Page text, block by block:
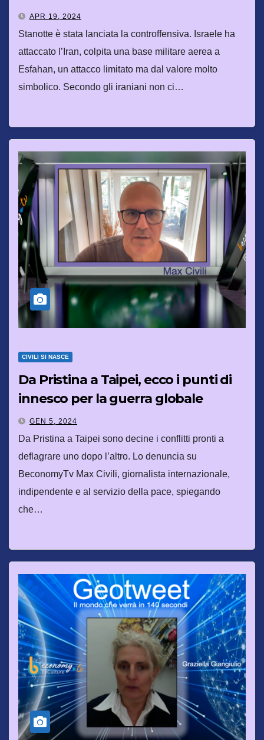
APR 19, 2024
Stanotte è stata lanciata la controffensiva. Israele ha
attaccato l’Iran, colpita una base militare aerea a
Esfahan, un attacco limitato ma dal valore molto
simbolico. Secondo gli iraniani non ci…
CIVILI SI NASCE
Da Pristina a Taipei, ecco i punti di
innesco per la guerra globale
GEN 5, 2024
Da Pristina a Taipei sono decine i conflitti pronti a
deflagrare uno dopo l’altro. Lo denuncia su
BeconomyTv Max Civili, giornalista internazionale,
indipendente e al servizio della pace, spiegando
che…